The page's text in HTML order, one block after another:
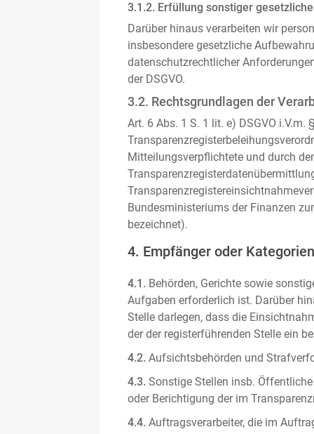
3.1.2. Erfüllung sonstiger
Darüber hinaus verarbeiten wir
insbesondere gesetzliche
datenschutzrechtlicher
der DSGVO.
3.2. Rechtsgrundlagen der
Art. 6 Abs. 1 S. 1 lit. e) DSGVO
Mitteilungsverpflichtete und durch
Bundesministeriums der Finanzen
bezeichnet).
4. Empfänger oder
4.1. Behörden, Gerichte sowie
Aufgaben erforderlich ist. Darüber
Stelle darlegen, dass die
der der registerführenden Stelle ein
4.2. Aufsichtsbehörden und
4.3. Sonstige Stellen insb.
oder Berichtigung der im
4.4. Auftragsverarbeiter, die im